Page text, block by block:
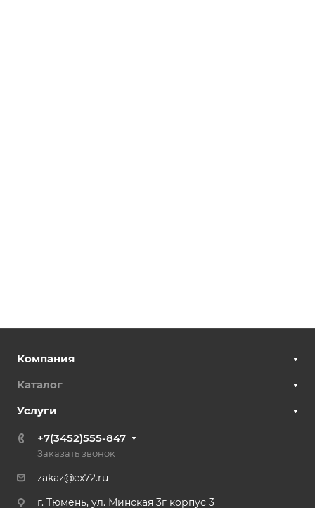
Компания
Каталог
Услуги
+7(3452)555-847
Заказать звонок
zakaz@ex72.ru
г. Тюмень, ул. Минская 3г корпус 3